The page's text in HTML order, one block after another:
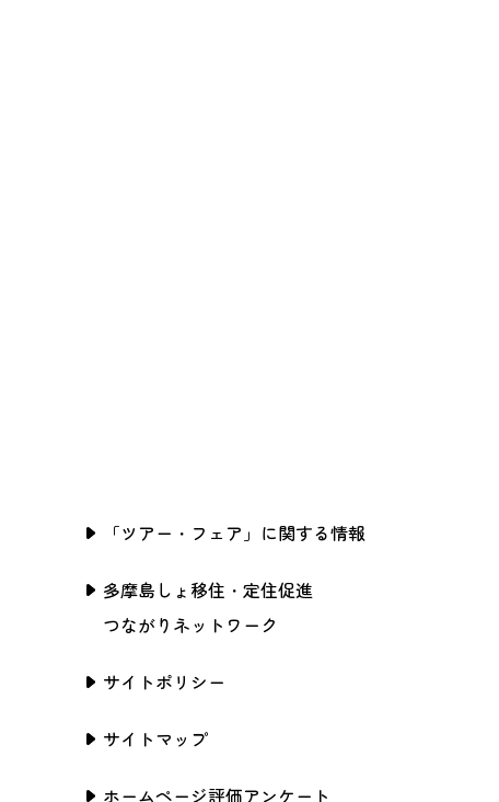
「ツアー・フェア」に関する情報
多摩島しょ移住・定住促進
つながりネットワーク
サイトポリシー
サイトマップ
ホームページ評価アンケート